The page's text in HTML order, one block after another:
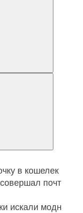
в кошелек
почт
искали модн